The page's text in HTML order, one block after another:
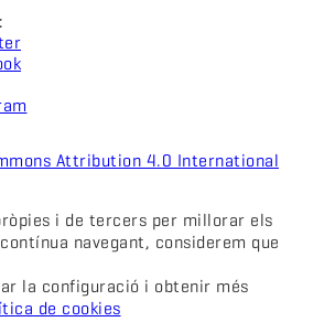
Attribution 4.0 International
i de tercers per millorar els
navegant, considerem que
la configuració i obtenir més
de cookies